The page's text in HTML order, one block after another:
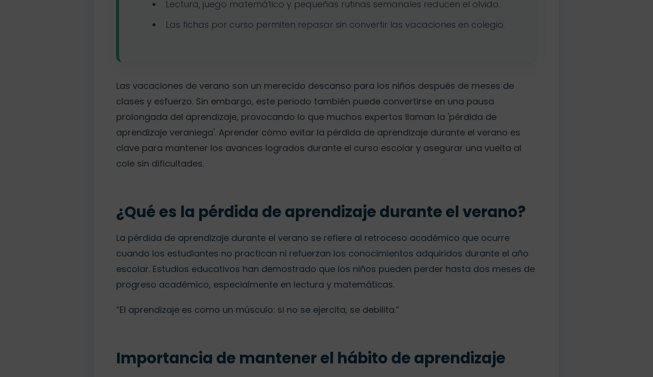
Lectura, juego matemático y pequeñas rutinas semanales reducen el olvido.
Las fichas por curso permiten repasar sin convertir las vacaciones en colegio.
Las vacaciones de verano son un merecido descanso para los niños después de meses de
clases y esfuerzo. Sin embargo, este periodo también puede convertirse en una pausa
prolongada del aprendizaje, provocando lo que muchos expertos llaman la 'pérdida de
aprendizaje veraniega'. Aprender cómo evitar la pérdida de aprendizaje durante el verano es
clave para mantener los avances logrados durante el curso escolar y asegurar una vuelta al
cole sin dificultades.
¿Qué es la pérdida de aprendizaje durante el verano?
La pérdida de aprendizaje durante el verano se refiere al retroceso académico que ocurre
cuando los estudiantes no practican ni refuerzan los conocimientos adquiridos durante el año
escolar. Estudios educativos han demostrado que los niños pueden perder hasta dos meses de
progreso académico, especialmente en lectura y matemáticas.
“El aprendizaje es como un músculo: si no se ejercita, se debilita.”
Importancia de mantener el hábito de aprendizaje